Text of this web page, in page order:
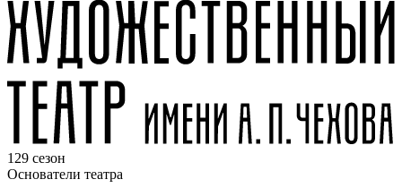
129 сезон
Основатели театра